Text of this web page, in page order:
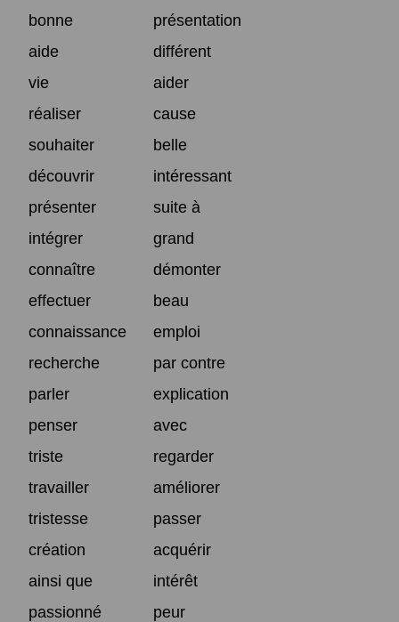
bonne
présentation
aide
différent
vie
aider
réaliser
cause
souhaiter
belle
découvrir
intéressant
présenter
suite à
intégrer
grand
connaître
démonter
effectuer
beau
connaissance
emploi
recherche
par contre
parler
explication
penser
avec
triste
regarder
travailler
améliorer
tristesse
passer
création
acquérir
ainsi que
intérêt
passionné
peur